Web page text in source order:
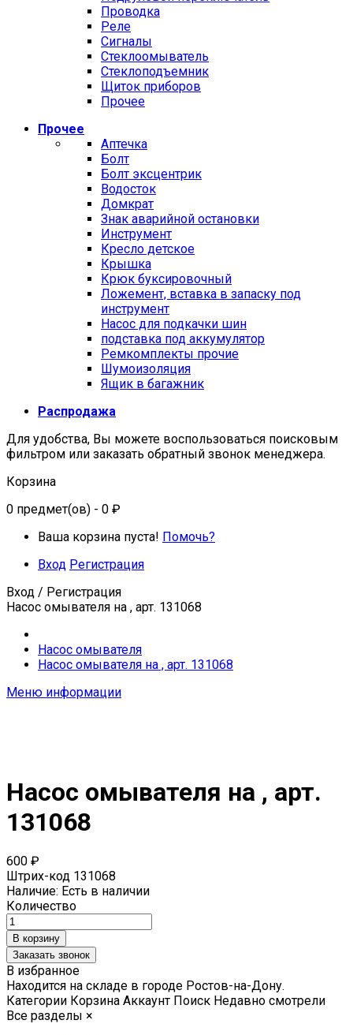
Проводка
Реле
Сигналы
Стеклоомыватель
Стеклоподъемник
Щиток приборов
Прочее
Прочее
Аптечка
Болт
Болт эксцентрик
Водосток
Домкрат
Знак аварийной остановки
Инструмент
Кресло детское
Крышка
Крюк буксировочный
Ложемент, вставка в запаску под
инструмент
Насос для подкачки шин
подставка под аккумулятор
Ремкомплекты прочие
Шумоизоляция
Ящик в багажник
Распродажа
Для удобства, Вы можете воспользоваться поисковым
фильтром или заказать обратный звонок менеджера.
Корзина
0 предмет(ов) - 0 ₽
Ваша корзина пуста! Помочь?
Вход Регистрация
Вход / Регистрация
Насос омывателя на , арт. 131068
Насос омывателя
Насос омывателя на , арт. 131068
Меню информации
Насос омывателя на , арт.
131068
600 ₽
Штрих-код 131068
Наличие: Есть в наличии
Количество
Заказать звонок
В избранное
Находится на складе в городе Ростов-на-Дону.
Категории Корзина Аккаунт Поиск Недавно смотрели
Все разделы ×